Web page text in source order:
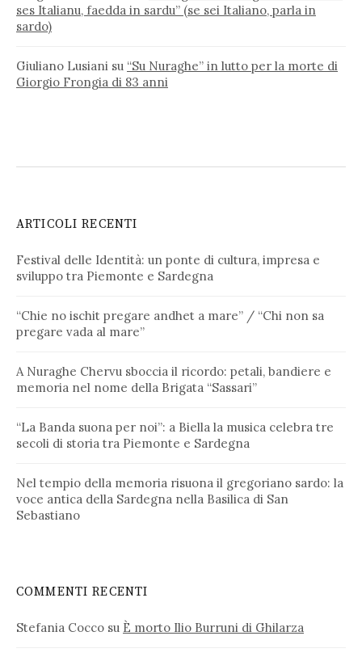
ses Italianu, faedda in sardu” (se sei Italiano, parla in
sardo)
Giuliano Lusiani su “Su Nuraghe” in lutto per la morte di
Giorgio Frongia di 83 anni
ARTICOLI RECENTI
Festival delle Identità: un ponte di cultura, impresa e
sviluppo tra Piemonte e Sardegna
“Chie no ischit pregare andhet a mare” / “Chi non sa
pregare vada al mare”
A Nuraghe Chervu sboccia il ricordo: petali, bandiere e
memoria nel nome della Brigata “Sassari”
“La Banda suona per noi”: a Biella la musica celebra tre
secoli di storia tra Piemonte e Sardegna
Nel tempio della memoria risuona il gregoriano sardo: la
voce antica della Sardegna nella Basilica di San
Sebastiano
COMMENTI RECENTI
Stefania Cocco su È morto Ilio Burruni di Ghilarza